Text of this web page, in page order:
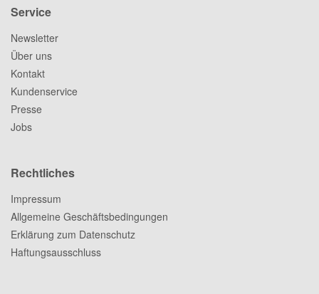
Service
Newsletter
Über uns
Kontakt
Kundenservice
Presse
Jobs
Rechtliches
Impressum
Allgemeine Geschäftsbedingungen
Erklärung zum Datenschutz
Haftungsausschluss